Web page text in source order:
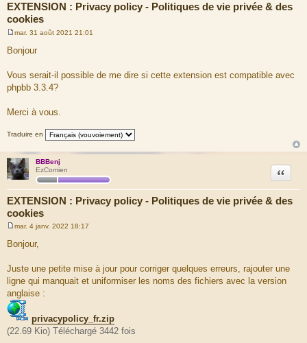
EXTENSION : Privacy policy - Politiques de vie privée & des
cookies
s
g
e
mar. 31 août 2021 21:01
Bonjour
Vous serait-il possible de me dire si cette extension est compatible avec
phpbb 3.3.4?
Merci à vous.
Traduire en
BBBenj
EzComien
EXTENSION : Privacy policy - Politiques de vie privée & des
cookies
Citation
e
s
a
g
e
mar. 4 janv. 2022 18:17
Bonjour,
Juste une petite mise à jour pour corriger quelques erreurs, rajouter une
ligne qui manquait et uniformiser les noms des fichiers avec la version
anglaise :
privacypolicy_fr.zip
(22.69 Kio) Téléchargé 3442 fois